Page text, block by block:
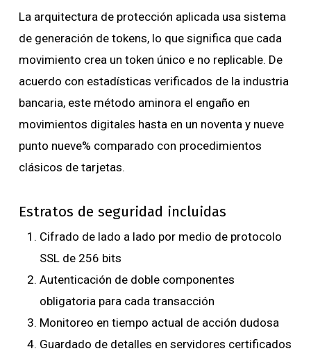
La arquitectura de protección aplicada usa sistema
de generación de tokens, lo que significa que cada
movimiento crea un token único e no replicable. De
acuerdo con estadísticas verificados de la industria
bancaria, este método aminora el engaño en
movimientos digitales hasta en un noventa y nueve
punto nueve% comparado con procedimientos
clásicos de tarjetas.
Estratos de seguridad incluidas
Cifrado de lado a lado por medio de protocolo
SSL de 256 bits
Autenticación de doble componentes
obligatoria para cada transacción
Monitoreo en tiempo actual de acción dudosa
Guardado de detalles en servidores certificados